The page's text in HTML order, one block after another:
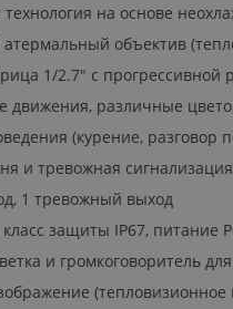
на основе
объектив
1/2.7" с прогрессивной
движения, различные
(курение, разговор
и тревожная сигнализация
1 тревожный выход
защиты IP67, питание
и громкоговоритель
(тепловизионное